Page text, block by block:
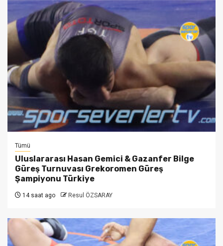
Tümü
Uluslararası Hasan Gemici & Gazanfer Bilge
Güreş Turnuvası Grekoromen Güreş
Şampiyonu Türkiye
14 saat ago Resul ÖZSARAY